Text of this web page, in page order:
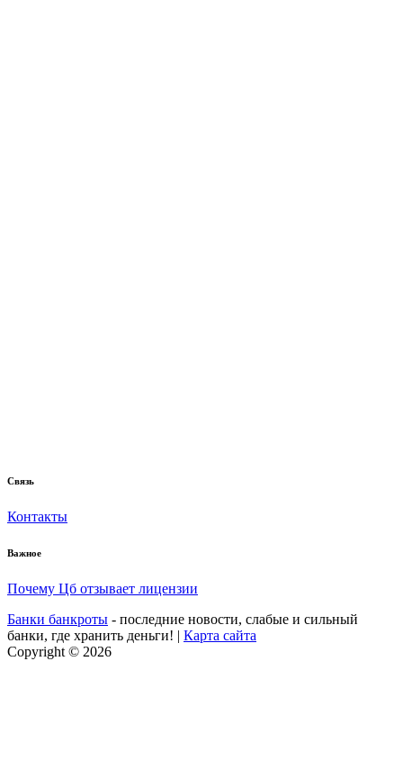
Связь
Контакты
Важное
Почему Цб отзывает лицензии
Банки банкроты - последние новости, слабые и сильный
банки, где хранить деньги! | Карта сайта
Copyright © 2026